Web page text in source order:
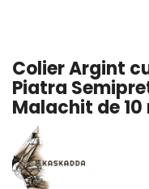
Pandantive cu Perle
Brose cu Perle
Colier Argint
Piatra
Malachit de 10